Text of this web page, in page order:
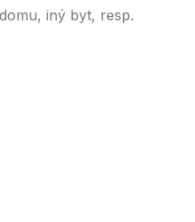
iný byt, resp.